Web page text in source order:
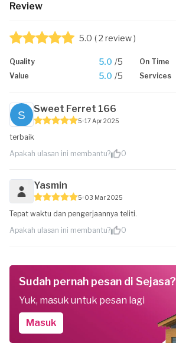
Review
5.0 ( 2 review )
Quality 5.0 /5 On Time
Value 5.0 /5 Services
Sweet Ferret 166
5 17 Apr 2025
terbaik
Apakah ulasan ini membantu?
0
Yasmin
5 03 Mar 2025
Tepat waktu dan pengerjaannya teliti.
Apakah ulasan ini membantu?
0
Sudah pernah pesan di Sejasa?
Yuk, masuk untuk pesan lagi
Masuk